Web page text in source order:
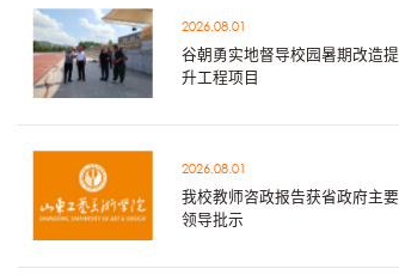
2026.08.01
谷朝勇实地督导校园暑期改造提
升工程项目
2026.08.01
我校教师咨政报告获省政府主要
领导批示